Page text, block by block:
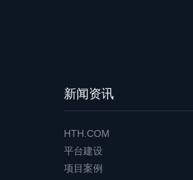
新闻资讯
HTH.COM
平台建设
项目案例